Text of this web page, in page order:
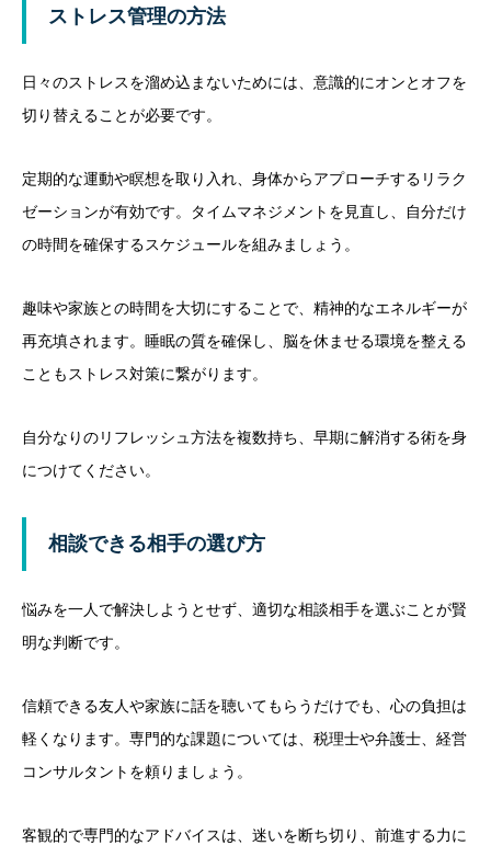
ストレス管理の方法
日々のストレスを溜め込まないためには、意識的にオンとオフを
切り替えることが必要です。
定期的な運動や瞑想を取り入れ、身体からアプローチするリラク
ゼーションが有効です。タイムマネジメントを見直し、自分だけ
の時間を確保するスケジュールを組みましょう。
趣味や家族との時間を大切にすることで、精神的なエネルギーが
再充填されます。睡眠の質を確保し、脳を休ませる環境を整える
こともストレス対策に繋がります。
自分なりのリフレッシュ方法を複数持ち、早期に解消する術を身
につけてください。
相談できる相手の選び方
悩みを一人で解決しようとせず、適切な相談相手を選ぶことが賢
明な判断です。
信頼できる友人や家族に話を聴いてもらうだけでも、心の負担は
軽くなります。専門的な課題については、税理士や弁護士、経営
コンサルタントを頼りましょう。
客観的で専門的なアドバイスは、迷いを断ち切り、前進する力に